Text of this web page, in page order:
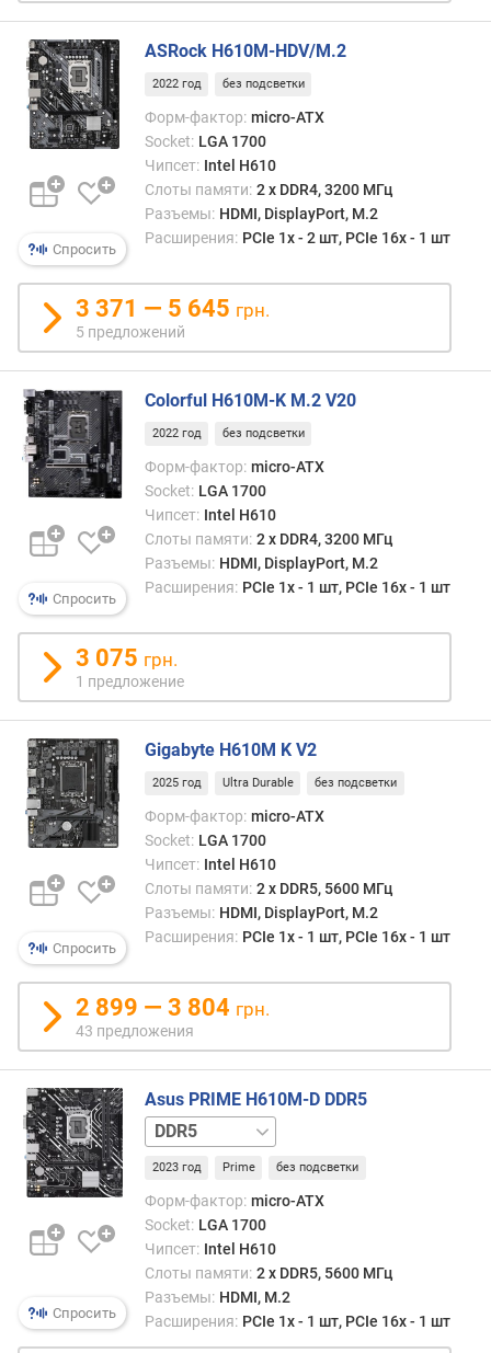
.
2
р
а
з
ъ
е
(
ш
т
)
E
S
A
T
A
р
а
ь
е
(
ш
т
)
S
A
S
р
а
з
е
м
ш
б
ъ
е
м
к
о
м
п
л
т
Спросить
ASRock H610M-HDV/M.2
2022 год без подсветки
Форм-фактор: micro-ATX
Socket: LGA 1700
Чипсет: Intel H610
Слоты памяти: 2 х DDR4, 3200 МГц
Разъемы: HDMI, DisplayPort, M.2
Расширения: PCIe 1x - 2 шт, PCIe 16x - 1 шт
3 371 — 5 645 грн.
5 предложений
Спросить
Colorful H610M-K M.2 V20
2022 год без подсветки
Форм-фактор: micro-ATX
Socket: LGA 1700
Чипсет: Intel H610
Слоты памяти: 2 х DDR4, 3200 МГц
Разъемы: HDMI, DisplayPort, M.2
Расширения: PCIe 1x - 1 шт, PCIe 16x - 1 шт
3 075 грн.
1 предложение
Спросить
Gigabyte H610M K V2
2025 год Ultra Durable без подсветки
Форм-фактор: micro-ATX
Socket: LGA 1700
Чипсет: Intel H610
Слоты памяти: 2 х DDR5, 5600 МГц
Разъемы: HDMI, DisplayPort, M.2
Расширения: PCIe 1x - 1 шт, PCIe 16x - 1 шт
2 899 — 3 804 грн.
43 предложения
Спросить
Asus PRIME H610M-D DDR5
DDR4
2023 год Prime без подсветки
Форм-фактор: micro-ATX
Socket: LGA 1700
Чипсет: Intel H610
Слоты памяти: 2 х DDR5, 5600 МГц
Разъемы: HDMI, M.2
Расширения: PCIe 1x - 1 шт, PCIe 16x - 1 шт